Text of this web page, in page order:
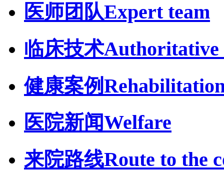
医师团队Expert team
临床技术Authoritative
健康案例
医院新闻Welfare
来院路线Route to the